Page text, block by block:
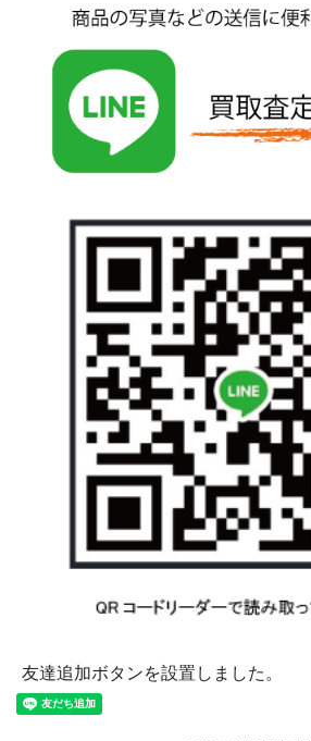
友達追加ボタンを設置しました。